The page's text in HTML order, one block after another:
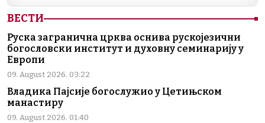
ВЕСТИ
Руска загранична црква оснива рускојезични
богословски институт и духовну семинарију у
Европи
09. August 2026. 03:22
Владика Пајсије богослужио у Цетињском
манастиру
09. August 2026. 01:40